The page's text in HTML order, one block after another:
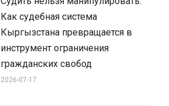
Как судебная система
Кыргызстана превращается в
инструмент ограничения
гражданских свобод
2026-07-17